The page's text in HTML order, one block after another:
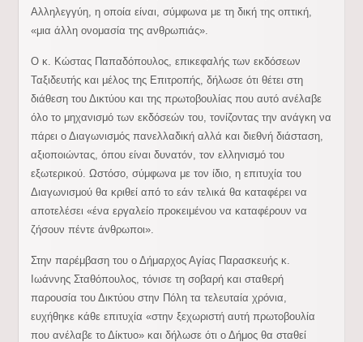
Αλληλεγγύη, η οποία είναι, σύμφωνα με τη δική της οπτική,
«μια άλλη ονομασία της ανθρωπιάς».
Ο κ. Κώστας Παπαδόπουλος, επικεφαλής των εκδόσεων
Ταξιδευτής και μέλος της Επιτροπής, δήλωσε ότι θέτει στη
διάθεση του Δικτύου και της πρωτοβουλίας που αυτό ανέλαβε
όλο το μηχανισμό των εκδόσεών του, τονίζοντας την ανάγκη να
πάρει ο Διαγωνισμός πανελλαδική αλλά και διεθνή διάσταση,
αξιοποιώντας, όπου είναι δυνατόν, τον ελληνισμό του
εξωτερικού. Ωστόσο, σύμφωνα με τον ίδιο, η επιτυχία του
Διαγωνισμού θα κριθεί από το εάν τελικά θα καταφέρει να
αποτελέσει «ένα εργαλείο προκειμένου να καταφέρουν να
ζήσουν πέντε άνθρωποι».
Στην παρέμβαση του ο Δήμαρχος Αγίας Παρασκευής κ.
Ιωάννης Σταθόπουλος, τόνισε τη σοβαρή και σταθερή
παρουσία του Δικτύου στην Πόλη τα τελευταία χρόνια,
ευχήθηκε κάθε επιτυχία «στην ξεχωριστή αυτή πρωτοβουλία
που ανέλαβε το Δίκτυο» και δήλωσε ότι ο Δήμος θα σταθεί